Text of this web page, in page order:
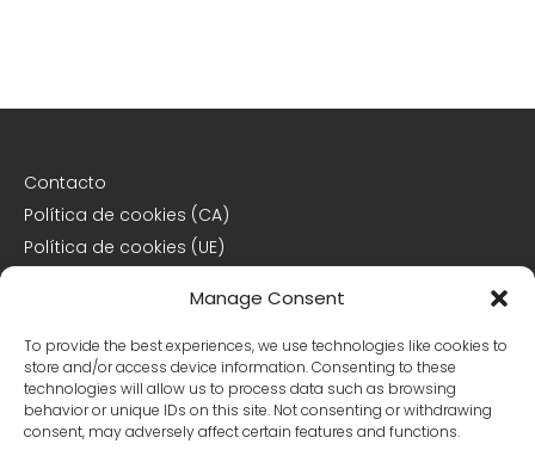
Manage Consent
To provide the best experiences, we use technologies like cookies to
store and/or access device information. Consenting to these
technologies will allow us to process data such as browsing
behavior or unique IDs on this site. Not consenting or withdrawing
consent, may adversely affect certain features and functions.
Contacto
Política de cookies (CA)
Política de cookies (UE)
Declaración de privacidad
Declaración de privacidad (CA)
Declaración de privacidad (UE)